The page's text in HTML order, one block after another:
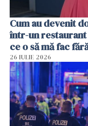
Cum au devenit
într-un restaurant
ce o să mă fac
26 IULIE 2026